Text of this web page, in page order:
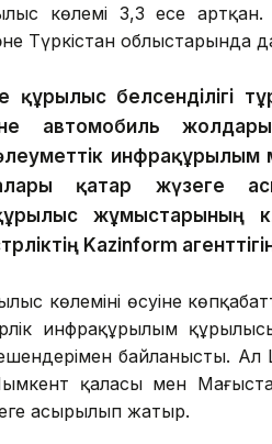
көлемі 3,3 есе
Түркістан облыстарында
құрылыс белсенділігі
автомобиль жолдары,
әлеуметтік
қатар жүзеге
жұмыстарының
Kazinform
көлемінің өсуіне
инфрақұрылым
кешендерімен байланысты.
қаласы мен Маңғыстау
асырылып жатыр.